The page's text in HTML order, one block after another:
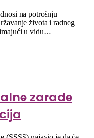
na potrošnju
života i radnog
imajući u vidu…
zarade